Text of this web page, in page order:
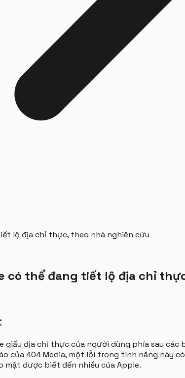
lộ địa chỉ thực, theo nhà nghiên cứu
có thể đang tiết lộ địa chỉ
giấu địa chỉ thực của người dùng phía sau
của 404 Media, một lỗi trong tính năng này
được biết đến nhiều của Apple.